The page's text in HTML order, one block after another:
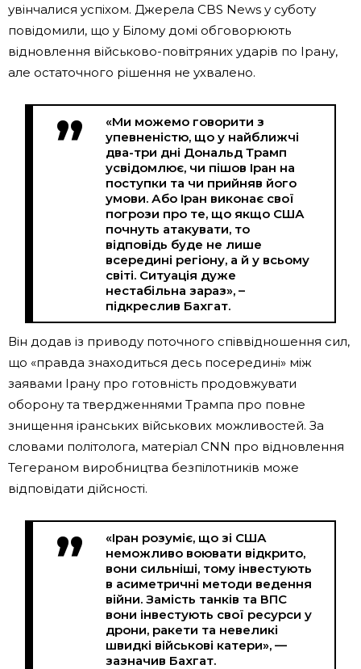
увінчалися успіхом. Джерела CBS News у суботу
повідомили, що у Білому домі обговорюють
відновлення військово-повітряних ударів по Ірану,
але остаточного рішення не ухвалено.
«Ми можемо говорити з
упевненістю, що у найближчі
два-три дні Дональд Трамп
усвідомлює, чи пішов Іран на
поступки та чи прийняв його
умови. Або Іран виконає свої
погрози про те, що якщо США
почнуть атакувати, то
відповідь буде не лише
всередині регіону, а й у всьому
світі. Ситуація дуже
нестабільна зараз», –
підкреслив Бахгат.
Він додав із приводу поточного співвідношення сил,
що «правда знаходиться десь посередині» між
заявами Ірану про готовність продовжувати
оборону та твердженнями Трампа про повне
знищення іранських військових можливостей. За
словами політолога, матеріал CNN про відновлення
Тегераном виробництва безпілотників може
відповідати дійсності.
«Іран розуміє, що зі США
неможливо воювати відкрито,
вони сильніші, тому інвестують
в асиметричні методи ведення
війни. Замість танків та ВПС
вони інвестують свої ресурси у
дрони, ракети та невеликі
швидкі військові катери», —
зазначив Бахгат.